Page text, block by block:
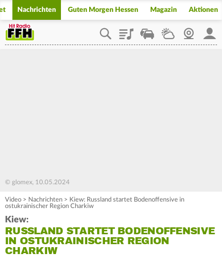
Nachrichten Guten Morgen Hessen Magazin Aktionen
PlaylistStaupilotWetterWebcam
© glomex, 10.05.2024
Video > Nachrichten > Kiew: Russland startet Bodenoffensive in
ostukrainischer Region Charkiw
Kiew:
RUSSLAND STARTET BODENOFFENSIVE
IN OSTUKRAINISCHER REGION
CHARKIW